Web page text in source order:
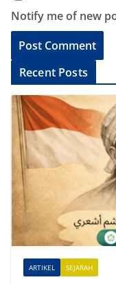
Notify me of new
l
t
v
Recent Posts
ARTIKEL SEJARAH